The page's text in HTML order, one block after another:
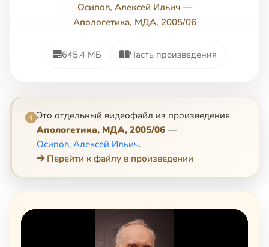
Осипов, Алексей Ильич —
Апологетика, МДА, 2005/06
645.4 МБ Часть произведения
Это отдельный видеофайл из произведения
Апологетика, МДА, 2005/06 —
Осипов, Алексей Ильич.
Перейти к файлу в произведении